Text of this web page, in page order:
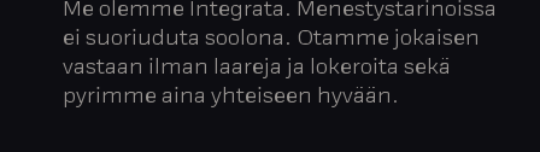
Me olemme Integrata. Menestystarinoissa
ei suoriuduta soolona. Otamme jokaisen
vastaan ilman laareja ja lokeroita sekä
pyrimme aina yhteiseen hyvään.